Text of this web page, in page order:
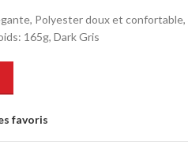
Polyester doux et
165g, Dark Gris
favoris